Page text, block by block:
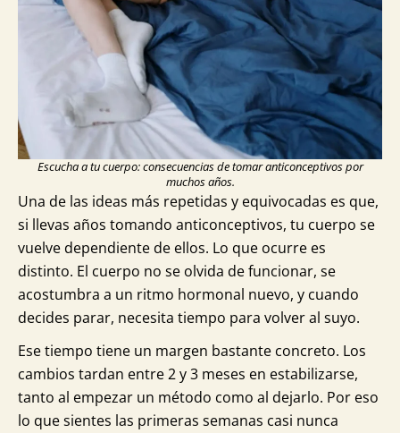
Escucha a tu cuerpo: consecuencias de tomar anticonceptivos por
muchos años.
Una de las ideas más repetidas y equivocadas es que,
si llevas años tomando anticonceptivos, tu cuerpo se
vuelve dependiente de ellos. Lo que ocurre es
distinto. El cuerpo no se olvida de funcionar, se
acostumbra a un ritmo hormonal nuevo, y cuando
decides parar, necesita tiempo para volver al suyo.
Ese tiempo tiene un margen bastante concreto. Los
cambios tardan entre 2 y 3 meses en estabilizarse,
tanto al empezar un método como al dejarlo. Por eso
lo que sientes las primeras semanas casi nunca